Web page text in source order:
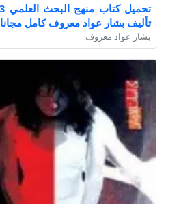
تأليف بشار عواد معروف كامل مجانا
بشار عواد معروف